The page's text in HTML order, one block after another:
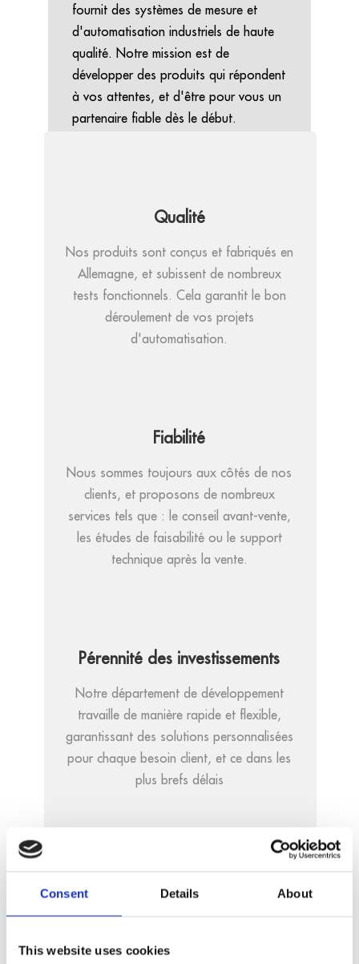
Consent Details About
This website uses cookies
fournit des systèmes de mesure et
d'automatisation industriels de haute
qualité. Notre mission est de
développer des produits qui répondent
à vos attentes, et d'être pour vous un
partenaire fiable dès le début.
Qualité
Nos produits sont conçus et fabriqués en
Allemagne, et subissent de nombreux
tests fonctionnels. Cela garantit le bon
déroulement de vos projets
d'automatisation.
Fiabilité
Nous sommes toujours aux côtés de nos
clients, et proposons de nombreux
services tels que : le conseil avant-vente,
les études de faisabilité ou le support
technique après la vente.
Pérennité des investissements
Notre département de développement
travaille de manière rapide et flexible,
garantissant des solutions personnalisées
pour chaque besoin client, et ce dans les
plus brefs délais
Nous garantissons la disponibilité à long
Nous sommes conscients du rôle que